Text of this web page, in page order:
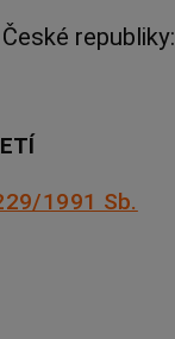
republiky:
1991 Sb.